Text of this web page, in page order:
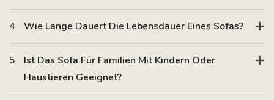
4 Wie Lange Dauert Die Lebensdauer Eines Sofas?
5
Ist Das Sofa Für Familien Mit Kindern Oder
Haustieren Geeignet?